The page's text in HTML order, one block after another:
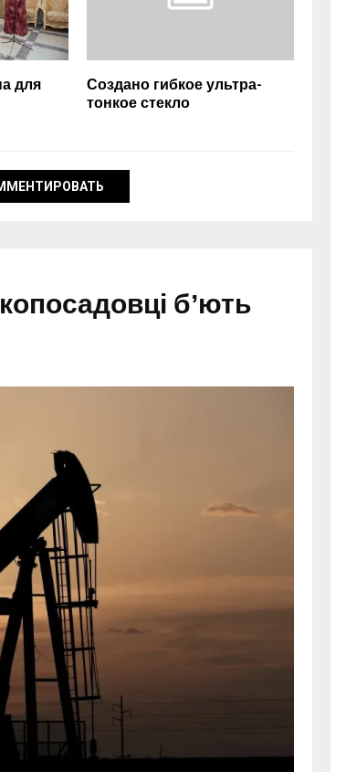
для Создано гибкое ультра-
тонкое стекло
бʼють